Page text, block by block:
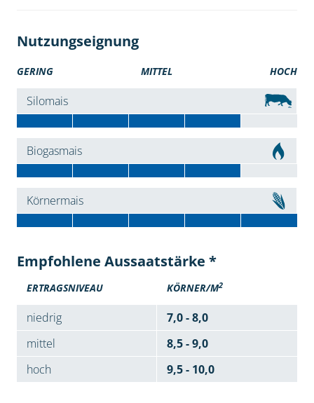
Nutzungseignung
GERING MITTEL HOCH
Silomais
Biogasmais
Körnermais
Empfohlene Aussaatstärke *
ERTRAGSNIVEAU KÖRNER/M2
niedrig
7,0 - 8,0
mittel
8,5 - 9,0
hoch
9,5 - 10,0